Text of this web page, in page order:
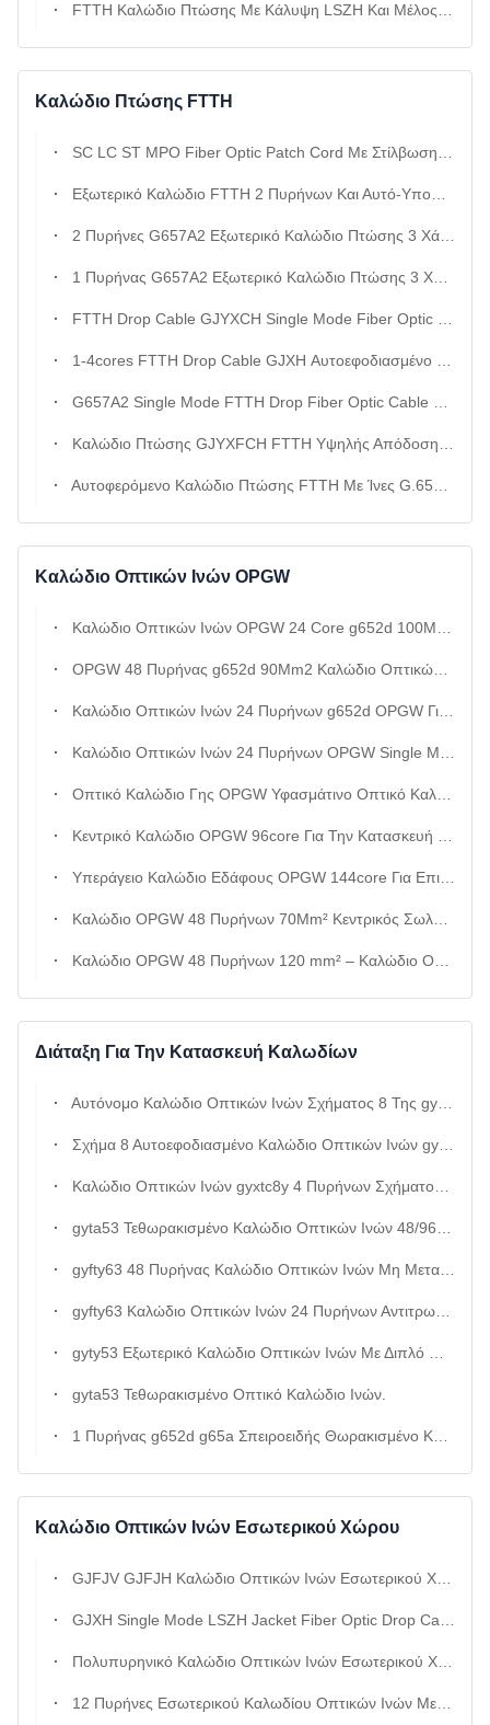
FTTH Καλώδιο Πτώσης Με Κάλυψη LSZH Και Μέλος Αντοχής Χάλυβα Για Δίκτυα Οπτικών Ινών 1 ′4 Πυρήνα
Καλώδιο Πτώσης FTTH
SC LC ST MPO Fiber Optic Patch Cord Με Στίλβωση UPC APC Για Καλώδιο Οπτικής Ίνας Πολλαπλών Τρόπων om1 om2 om3
Εξωτερικό Καλώδιο FTTH 2 Πυρήνων Και Αυτό-Υποστηριζόμενη Οπτική Ίνα Τύπου Τόξου
2 Πυρήνες G657A2 Εξωτερικό Καλώδιο Πτώσης 3 Χάλυβα Σύρμα Με Αγγελιοφόρο
1 Πυρήνας G657A2 Εξωτερικό Καλώδιο Πτώσης 3 Χάλυβα Σύρμα Με Αγγελιοφόρο
FTTH Drop Cable GJYXCH Single Mode Fiber Optic Cable Με G657A1 Fiber Και LSZH PVC Jacket
1-4cores FTTH Drop Cable GJXH Αυτοεφοδιασμένο Καλώδιο Οπτικών Ινών Με g652d G657A1 Και LSZH Κάλυψη Για Εσωτερικό Εξωτερικό Δίκτυο
G657A2 Single Mode FTTH Drop Fiber Optic Cable Με LSZH Jacket Και 1 Έως 4 Πυρήνες
Καλώδιο Πτώσης GJYXFCH FTTH Υψηλής Απόδοσης Με Ίνα G657A1 Που Δεν Είναι Ευαίσθητη Στην Κάμψη Και Σύρμα Αγγελιοφόρου Γαλβανισμένου Χάλυβα
Αυτοφερόμενο Καλώδιο Πτώσης FTTH Με Ίνες G.657a Που Δεν Έχουν Καμφθεί Και Αγγελιοφόρος Από Χαλύβδινο Σύρμα Σε Μπουφάν LSZH
Καλώδιο Οπτικών Ινών OPGW
Καλώδιο Οπτικών Ινών OPGW 24 Core g652d 100Mm2 Διατομή
OPGW 48 Πυρήνας g652d 90Mm2 Καλώδιο Οπτικών Ινών Διατομής Διπλού Σωλήνα Από Ανοξείδωτο Χάλυβα
Καλώδιο Οπτικών Ινών 24 Πυρήνων g652d OPGW Για Εναέρια Γραμμή Ρεύματος Με Αντιδιαβρωτική Προστασία
Καλώδιο Οπτικών Ινών 24 Πυρήνων OPGW Single Mode g652d Με Υψηλή Εφελκυστική Αντοχή Για Μετάδοση Εναέριας Γραμμής Ισχύος
Οπτικό Καλώδιο Γης OPGW Υφασμάτινο Οπτικό Καλώδιο 48 Χιλιοστών Για Χρήση Στην Εναέρια Επικοινωνία
Κεντρικό Καλώδιο OPGW 96core Για Την Κατασκευή Γραμμής 220kv
Υπεράγειο Καλώδιο Εδάφους OPGW 144core Για Επικοινωνία Δικτύου 220kv Πύργου
Καλώδιο OPGW 48 Πυρήνων 70Mm² Κεντρικός Σωλήνας Από Ανοξείδωτο Χάλυβα Διατομής
Καλώδιο OPGW 48 Πυρήνων 120 mm² – Καλώδιο Οπτικής Γείωσης Βαρέως Τύπου Για Μετάδοση Ισχύος
Διάταξη Για Την Κατασκευή Καλωδίων
Αυτόνομο Καλώδιο Οπτικών Ινών Σχήματος 8 Της gyxtc8y Με 4 Πυρήνες Και Φραγμό Νερού
Σχήμα 8 Αυτοεφοδιασμένο Καλώδιο Οπτικών Ινών gyxtc8y 8 Core g652d
Καλώδιο Οπτικών Ινών gyxtc8y 4 Πυρήνων Σχήματος 8, Αυτοφερόμενο, Χωρίς Θωράκιση
gyta53 Τεθωρακισμένο Καλώδιο Οπτικών Ινών 48/96/144 Core g652d Single Mode Double Jacket Steel Tape Direct Buried Underground Fiber Cable
gyfty63 48 Πυρήνας Καλώδιο Οπτικών Ινών Μη Μεταλλικό Διηλεκτρικό Καλώδιο
gyfty63 Καλώδιο Οπτικών Ινών 24 Πυρήνων Αντιτρωκτικό Διπλό Μπουφάν
gyty53 Εξωτερικό Καλώδιο Οπτικών Ινών Με Διπλό Μπουφάν Θωρακισμένη Προστασία Κατά Των Τρωκτικών Και 100% Αδιάβροχο Σχέδιο
gyta53 Τεθωρακισμένο Οπτικό Καλώδιο Ινών.
1 Πυρήνας g652d g65a Σπειροειδής Θωρακισμένο Καλώδιο Οπτικών Ινών Μονό Σωλήνα Σφιχτά Αποθηκευμένο
Καλώδιο Οπτικών Ινών Εσωτερικού Χώρου
GJFJV GJFJH Καλώδιο Οπτικών Ινών Εσωτερικού Χώρου | g652d Tight Buffer Fiber
GJXH Single Mode LSZH Jacket Fiber Optic Drop Cable Με 25ετή Εγγύηση Για Εσωτερικά Δίκτυα FTTX
Πολυπυρηνικό Καλώδιο Οπτικών Ινών Εσωτερικού Χώρου Με Ενισχυμένο Με Αραμίδη Πυρίτιδα Και Κεντρικό Πυρήνα FRP
12 Πυρήνες Εσωτερικού Καλωδίου Οπτικών Ινών Με LSZH Jacket Και om4 10g Υψηλής Ταχύτητας Για Εσωτερική Διανομή